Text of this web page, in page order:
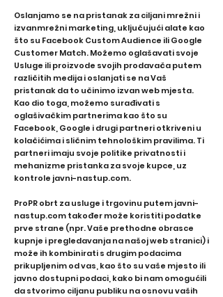
Oslanjamo se na pristanak za ciljani mrežni i
izvanmrežni marketing, uključujući alate kao
što su Facebook Custom Audience ili Google
Customer Match. Možemo oglašavati svoje
Usluge ili proizvode svojih prodavača putem
različitih medija i oslanjati se na Vaš
pristanak da to učinimo izvan web mjesta.
Kao dio toga, možemo surađivati ​​s
oglašivačkim partnerima kao što su
Facebook, Google i drugi partneri otkriveni u
kolačićima i sličnim tehnološkim pravilima. Ti
partneri imaju svoje politike privatnosti i
mehanizme pristanka za svoje kupce, uz
kontrole javni-nastup.com.
ProPR obrt za usluge i trgovinu putem javni-
nastup.com također može koristiti podatke
prve strane (npr. Vaše prethodne obrasce
kupnje i pregledavanja na našoj web stranici) i
može ih kombinirati s drugim podacima
prikupljenim od vas, kao što su vaše mjesto ili
javno dostupni podaci, kako bi nam omogućili
da stvorimo ciljanu publiku na osnovu vaših